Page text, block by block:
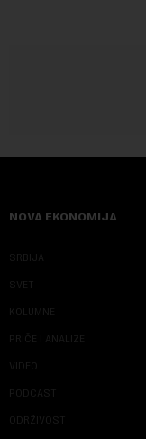
NOVA EKONOMIJA
SRBIJA
SVET
KOLUMNE
PRIČE I ANALIZE
VIDEO
PODCAST
ODRŽIVOST